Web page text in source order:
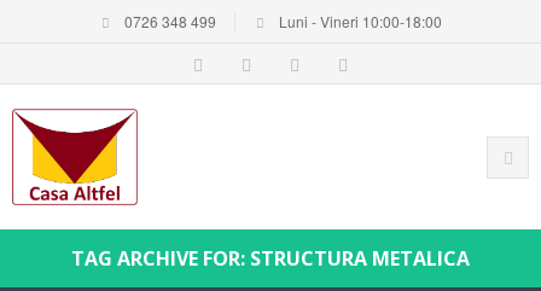
0726 348 499 Luni - Vineri 10:00-18:00
TAG ARCHIVE FOR: STRUCTURA METALICA